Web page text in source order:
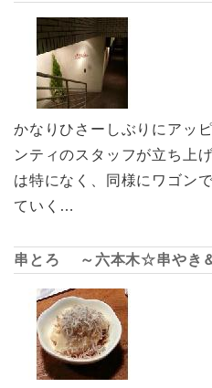
かなりひさーしぶりにアッ
ンティのスタッフが立ち上
は特になく、同様にワゴン
ていく…
串とろ ～六本木☆串やき